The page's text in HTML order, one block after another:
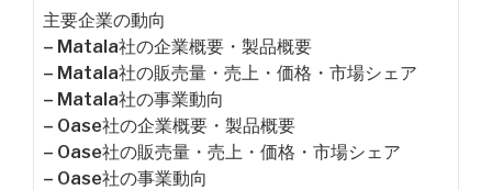
主要企業の動向
– Matala社の企業概要・製品概要
– Matala社の販売量・売上・価格・市場シェア
– Matala社の事業動向
– Oase社の企業概要・製品概要
– Oase社の販売量・売上・価格・市場シェア
– Oase社の事業動向